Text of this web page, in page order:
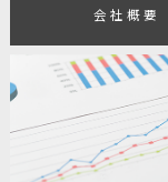
会社概要